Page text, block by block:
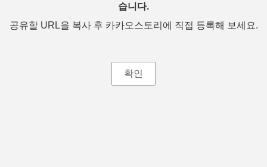
습니다.
공유할 URL을 복사 후 카카오스토리에 직접 등록해 보세요.
확인